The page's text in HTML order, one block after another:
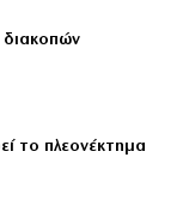
διακοπών
το πλεονέκτημα